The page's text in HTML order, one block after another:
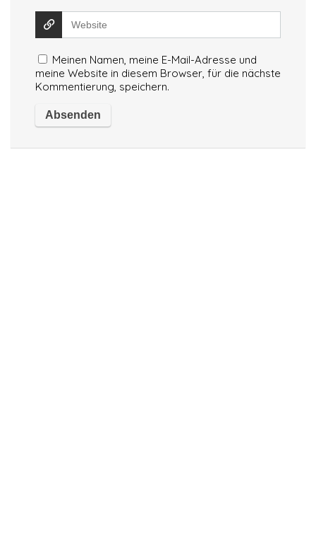
Meinen Namen, meine E-Mail-Adresse und
meine Website in diesem Browser, für die nächste
Kommentierung, speichern.